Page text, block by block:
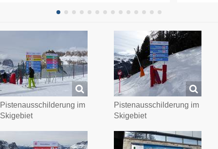
Pistenausschilderung im
Skigebiet
Pistenausschilderung im
Skigebiet